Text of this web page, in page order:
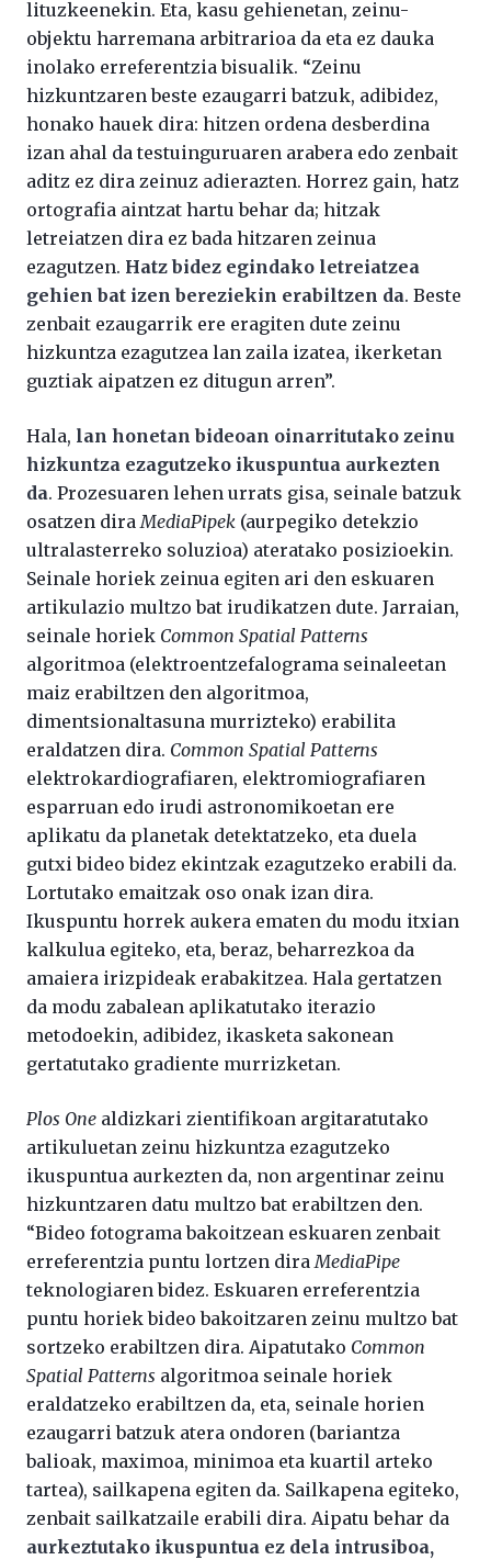
lituzkeenekin. Eta, kasu gehienetan, zeinu-
objektu harremana arbitrarioa da eta ez dauka
inolako erreferentzia bisualik. “Zeinu
hizkuntzaren beste ezaugarri batzuk, adibidez,
honako hauek dira: hitzen ordena desberdina
izan ahal da testuinguruaren arabera edo zenbait
aditz ez dira zeinuz adierazten. Horrez gain, hatz
ortografia aintzat hartu behar da; hitzak
letreiatzen dira ez bada hitzaren zeinua
ezagutzen. Hatz bidez egindako letreiatzea
gehien bat izen bereziekin erabiltzen da. Beste
zenbait ezaugarrik ere eragiten dute zeinu
hizkuntza ezagutzea lan zaila izatea, ikerketan
guztiak aipatzen ez ditugun arren”.
Hala, lan honetan bideoan oinarritutako zeinu
hizkuntza ezagutzeko ikuspuntua aurkezten
da. Prozesuaren lehen urrats gisa, seinale batzuk
osatzen diraMediaPipek (aurpegiko detekzio
ultralasterreko soluzioa) ateratako posizioekin.
Seinale horiek zeinua egiten ari den eskuaren
artikulazio multzo bat irudikatzen dute. Jarraian,
seinale horiek Common Spatial Patterns
algoritmoa (elektroentzefalograma seinaleetan
maiz erabiltzen den algoritmoa,
dimentsionaltasuna murrizteko) erabilita
eraldatzen dira. Common Spatial Patterns
elektrokardiografiaren, elektromiografiaren
esparruan edo irudi astronomikoetan ere
aplikatu da planetak detektatzeko, eta duela
gutxi bideo bidez ekintzak ezagutzeko erabili da.
Lortutako emaitzak oso onak izan dira.
Ikuspuntu horrek aukera ematen du modu itxian
kalkulua egiteko, eta, beraz, beharrezkoa da
amaiera irizpideak erabakitzea. Hala gertatzen
da modu zabalean aplikatutako iterazio
metodoekin, adibidez, ikasketa sakonean
gertatutako gradiente murrizketan.
Plos One aldizkari zientifikoan argitaratutako
artikuluetan zeinu hizkuntza ezagutzeko
ikuspuntua aurkezten da, non argentinar zeinu
hizkuntzaren datu multzo bat erabiltzen den.
“Bideo fotograma bakoitzean eskuaren zenbait
erreferentzia puntu lortzen diraMediaPipe
teknologiaren bidez. Eskuaren erreferentzia
puntu horiek bideo bakoitzaren zeinu multzo bat
sortzeko erabiltzen dira. Aipatutako Common
Spatial Patterns algoritmoa seinale horiek
eraldatzeko erabiltzen da, eta, seinale horien
ezaugarri batzuk atera ondoren (bariantza
balioak, maximoa, minimoa eta kuartil arteko
tartea), sailkapena egiten da. Sailkapena egiteko,
zenbait sailkatzaile erabili dira. Aipatu behar da
aurkeztutako ikuspuntua ez dela intrusiboa,